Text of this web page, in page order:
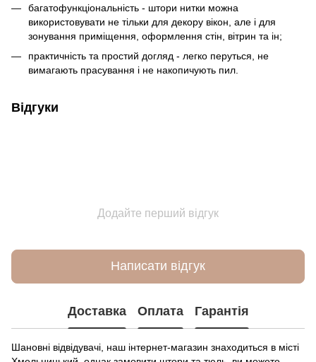
багатофункціональність - штори нитки можна
використовувати не тільки для декору вікон, але і для
зонування приміщення, оформлення стін, вітрин та ін;
практичність та простий догляд - легко перуться, не
вимагають прасування і не накопичують пил.
Відгуки
Додайте перший відгук
Написати відгук
Доставка Оплата Гарантія
Шановні відвідувачі, наш інтернет-магазин знаходиться в місті